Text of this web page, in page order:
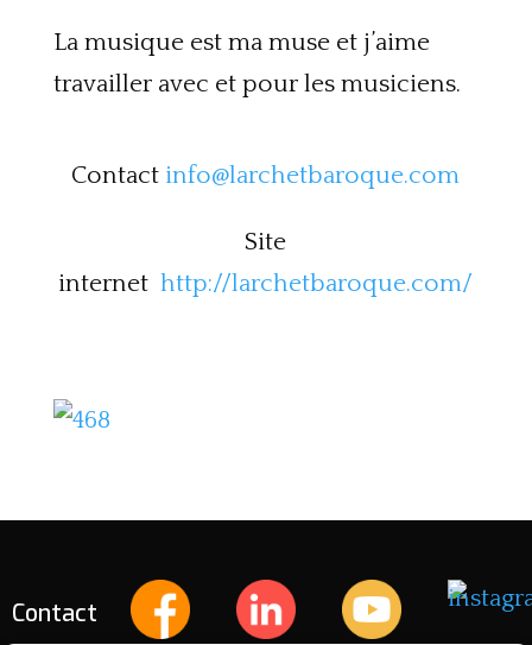
La musique est ma muse et j’aime
travailler avec et pour les musiciens.
Contact info@larchetbaroque.com
Site
internet http://larchetbaroque.com/
Contact